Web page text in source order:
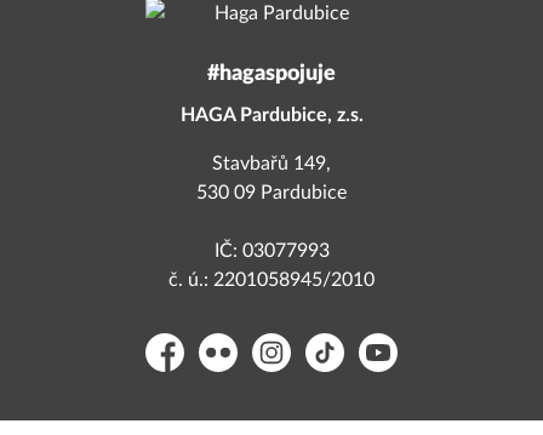
#hagaspojuje
HAGA Pardubice, z.s.
Stavbařů 149,
530 09 Pardubice
IČ: 03077993
č. ú.: 2201058945/2010
FacebookFlickr Instagram
TikTok YouTube